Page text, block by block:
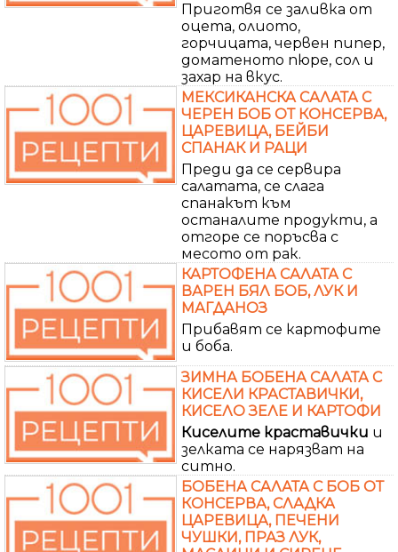
Приготвя се заливка от
оцета, олиото,
горчицата, червен пипер,
доматеното пюре, сол и
захар на вкус.
МЕКСИКАНСКА САЛАТА С
ЧЕРЕН БОБ ОТ КОНСЕРВА,
ЦАРЕВИЦА, БЕЙБИ
СПАНАК И РАЦИ
Преди да се сервира
салатата, се слага
спанакът към
останалите продукти, а
отгоре се поръсва с
месото от рак.
КАРТОФЕНА САЛАТА С
ВАРЕН БЯЛ БОБ, ЛУК И
МАГДАНОЗ
Прибавят се картофите
и боба.
ЗИМНА БОБЕНА САЛАТА С
КИСЕЛИ КРАСТАВИЧКИ,
КИСЕЛО ЗЕЛЕ И КАРТОФИ
Киселите краставички и
зелката се нарязват на
ситно.
БОБЕНА САЛАТА С БОБ ОТ
КОНСЕРВА, СЛАДКА
ЦАРЕВИЦА, ПЕЧЕНИ
ЧУШКИ, ПРАЗ ЛУК,